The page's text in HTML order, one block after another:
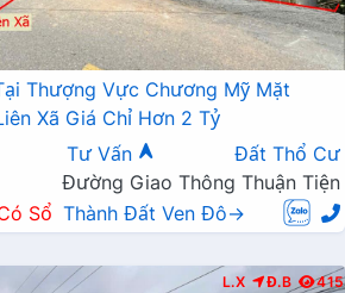
Thượng Vực Chương Mỹ Mặt
Xã Giá Chỉ Hơn 2 Tỷ
Tư Vấn
Đất Thổ Cư
Đường Giao Thông Thuận Tiện
Sổ Thành Đất Ven Đô→
L.X Đ.B 415